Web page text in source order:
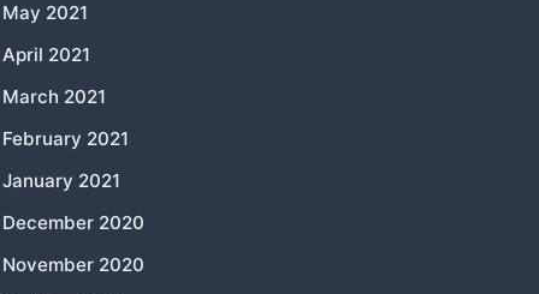
May 2021
April 2021
March 2021
February 2021
January 2021
December 2020
November 2020